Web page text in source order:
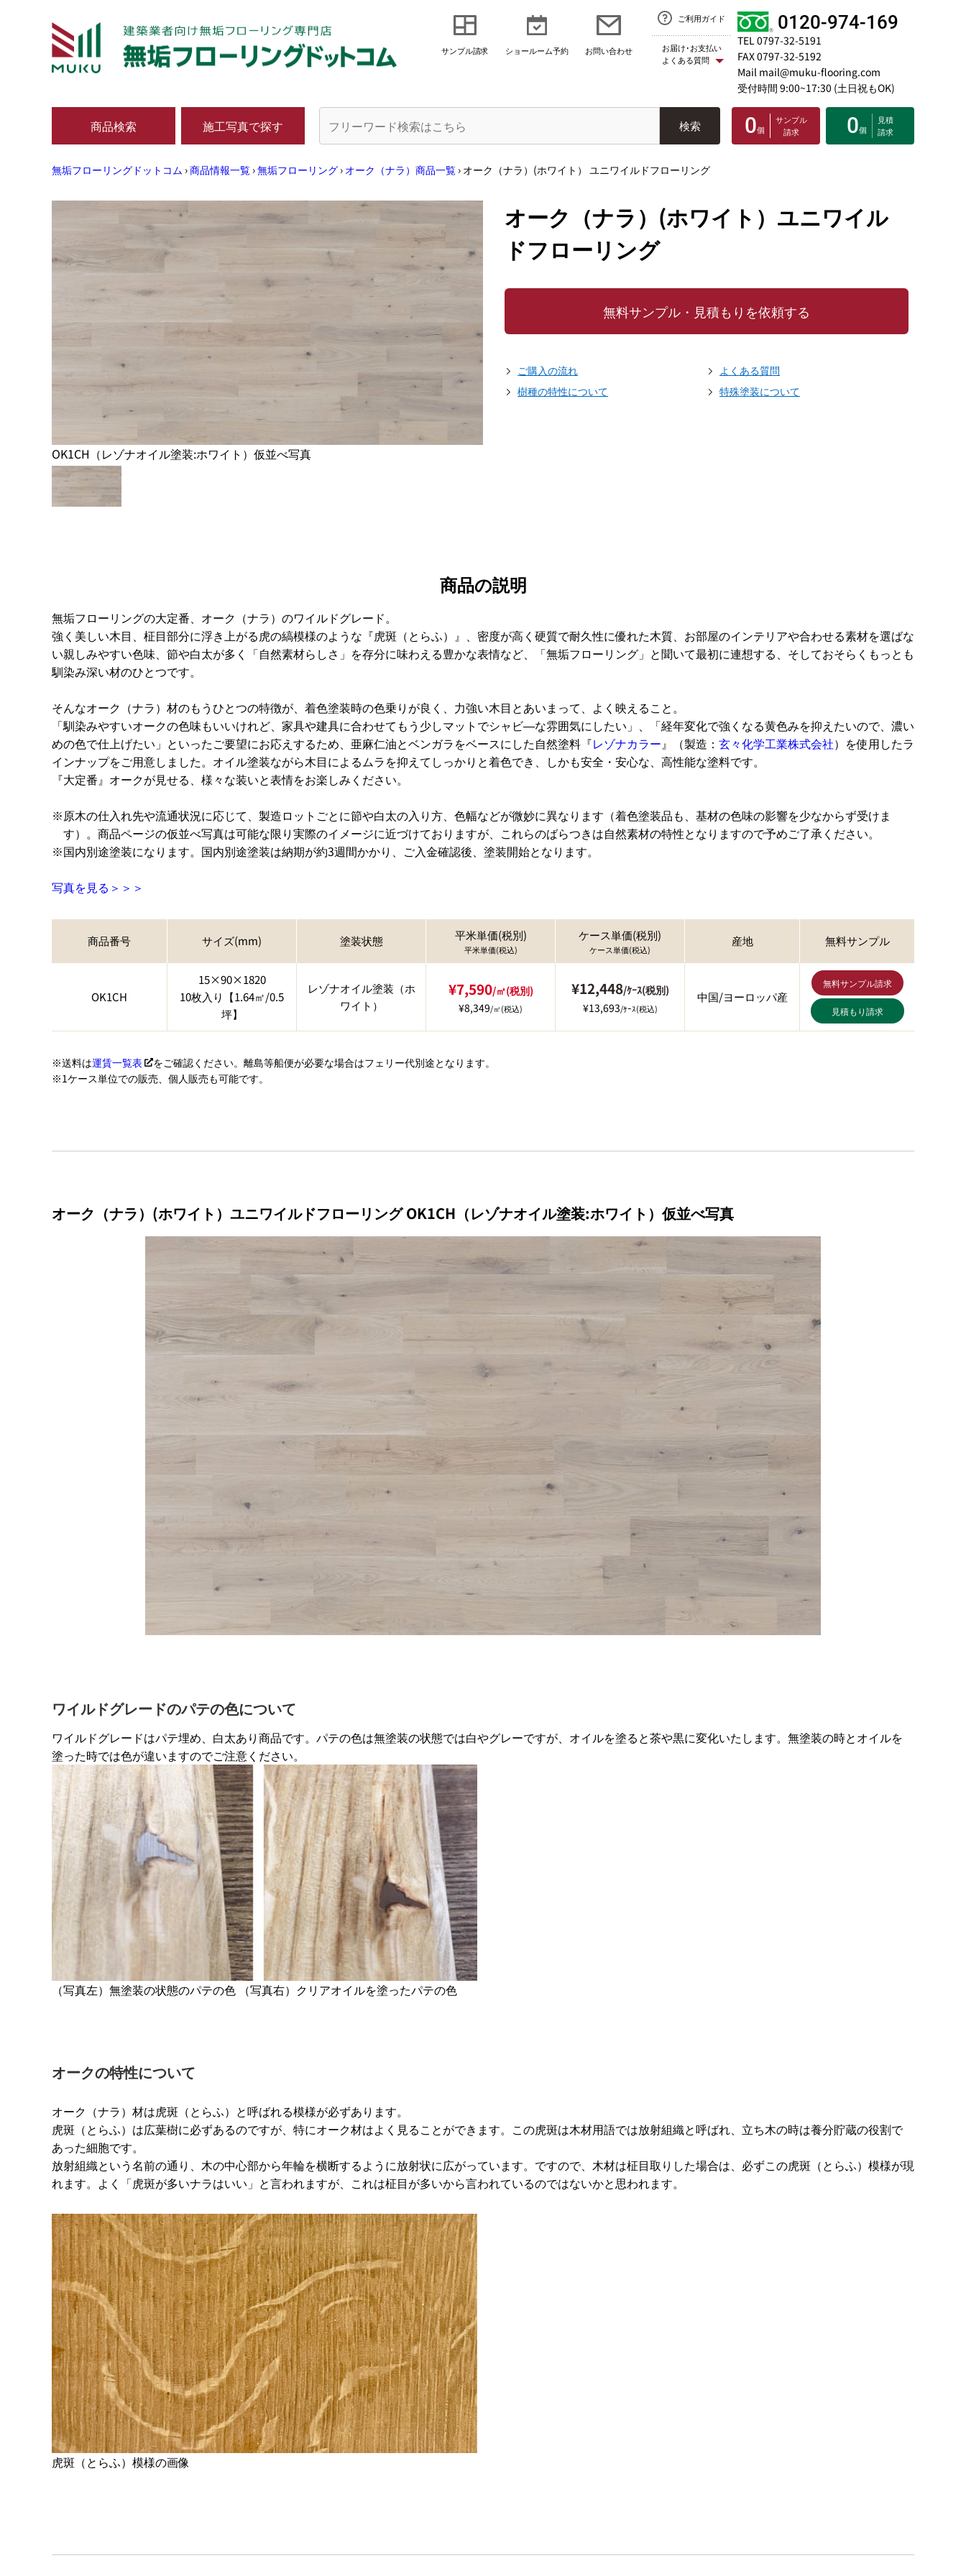
サンプル請求 ショールーム予約 お問い合わせ
ご利用ガイド
お届け･お支払い
よくある質問
0120-974-169
TEL 0797-32-5191
FAX 0797-32-5192
Mail mail@muku-flooring.com
受付時間 9:00~17:30 (土日祝もOK)
商品検索 施工写真で探す 検索 0個
サンプル
請求
0個
見積
請求
無垢フローリングドットコム ›商品情報一覧 ›無垢フローリング › オーク（ナラ）商品一覧 › オーク（ナラ）(ホワイト） ユニワイルドフローリング
OK1CH（レゾナオイル塗装:ホワイト）仮並べ写真
オーク（ナラ）(ホワイト）ユニワイル
ドフローリング
無料サンプル・見積もりを依頼する
ご購入の流れ
よくある質問
樹種の特性について
特殊塗装について
商品の説明
無垢フローリングの大定番、オーク（ナラ）のワイルドグレード。
強く美しい木目、柾目部分に浮き上がる虎の縞模様のような『虎斑（とらふ）』、密度が高く硬質で耐久性に優れた木質、お部屋のインテリアや合わせる素材を選ばな
い親しみやすい色味、節や白太が多く「自然素材らしさ」を存分に味わえる豊かな表情など、「無垢フローリング」と聞いて最初に連想する、そしておそらくもっとも
馴染み深い材のひとつです。
そんなオーク（ナラ）材のもうひとつの特徴が、着色塗装時の色乗りが良く、力強い木目とあいまって、よく映えること。
「馴染みやすいオークの色味もいいけれど、家具や建具に合わせてもう少しマットでシャビ―な雰囲気にしたい」、「経年変化で強くなる黄色みを抑えたいので、濃い
めの色で仕上げたい」といったご要望にお応えするため、亜麻仁油とベンガラをベースにした自然塗料『レゾナカラー』（製造： 玄々化学工業株式会社）を使用したラ
インナップをご用意しました。オイル塗装ながら木目によるムラを抑えてしっかりと着色でき、しかも安全・安心な、高性能な塗料です。
『大定番』オークが見せる、様々な装いと表情をお楽しみください。
原木の仕入れ先や流通状況に応じて、製造ロットごとに節や白太の入り方、色幅などが微妙に異なります（着色塗装品も、基材の色味の影響を少なからず受けま
す）。商品ページの仮並べ写真は可能な限り実際のイメージに近づけておりますが、これらのばらつきは自然素材の特性となりますので予めご了承ください。
国内別途塗装になります。国内別途塗装は納期が約3週間かかり、ご入金確認後、塗装開始となります。
写真を見る＞＞＞
商品番号 サイズ(mm) 塗装状態 平米単価(税別)
平米単価(税込)
ケース単価(税別)
ケース単価(税込)
産地 無料サンプル
OK1CH
15×90×1820
10枚入り【1.64㎡/0.5
坪】
レゾナオイル塗装（ホ
ワイト）
¥7,590/㎡(税別)
¥8,349/㎡(税込)
¥12,448/ｹｰｽ(税別)
¥13,693/ｹｰｽ(税込)
中国/ヨーロッパ産
無料サンプル請求
見積もり請求
送料は運賃一覧表
をご確認ください。離島等船便が必要な場合はフェリー代別途となります。
1ケース単位での販売、個人販売も可能です。
オーク（ナラ）(ホワイト）ユニワイルドフローリング OK1CH（レゾナオイル塗装:ホワイト）仮並べ写真
ワイルドグレードのパテの色について
ワイルドグレードはパテ埋め、白太あり商品です。パテの色は無塗装の状態では白やグレーですが、オイルを塗ると茶や黒に変化いたします。無塗装の時とオイルを
塗った時では色が違いますのでご注意ください。
（写真左）無塗装の状態のパテの色 （写真右）クリアオイルを塗ったパテの色
オークの特性について
オーク（ナラ）材は虎斑（とらふ）と呼ばれる模様が必ずあります。
虎斑（とらふ）は広葉樹に必ずあるのですが、特にオーク材はよく見ることができます。この虎斑は木材用語では放射組織と呼ばれ、立ち木の時は養分貯蔵の役割で
あった細胞です。
放射組織という名前の通り、木の中心部から年輪を横断するように放射状に広がっています。ですので、木材は柾目取りした場合は、必ずこの虎斑（とらふ）模様が現
れます。よく「虎斑が多いナラはいい」と言われますが、これは柾目が多いから言われているのではないかと思われます。
虎斑（とらふ）模様の画像